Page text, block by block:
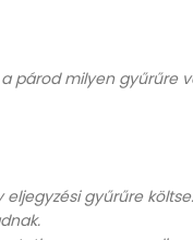
párod milyen gyűrűre
gyűrűre költse.